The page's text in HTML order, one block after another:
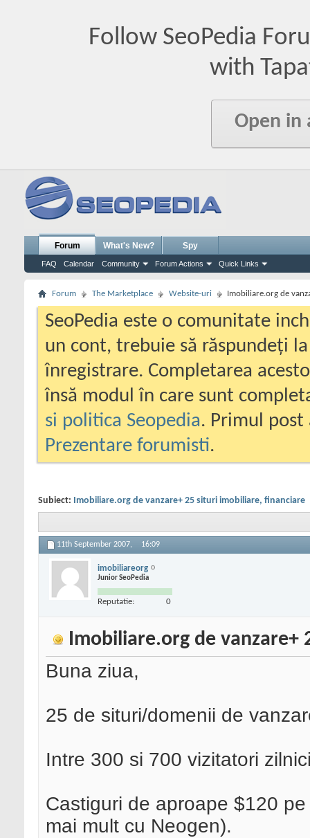
Follow SeoPedia
with
Open in
Forum
FAQ Calendar Community Forum Actions Quick Links
What's New? Spy
Forum The Marketplace Website-uri Imobiliare.org de
SeoPedia este o comunitate
un cont, trebuie să răspundeți
înregistrare. Completarea
însă modul în care sunt
si politica Seopedia. Primul
Prezentare forumisti.
Subiect: Imobiliare.org de vanzare+ 25 situri imobiliare, financiare
11th September 2007, 16:09
imobiliareorg
Junior SeoPedia
Reputatie: 0
Imobiliare.org de
Buna ziua,
25 de situri/domenii de
Intre 300 si 700 vizitatori
Castiguri de aproape $120
mai mult cu Neogen).